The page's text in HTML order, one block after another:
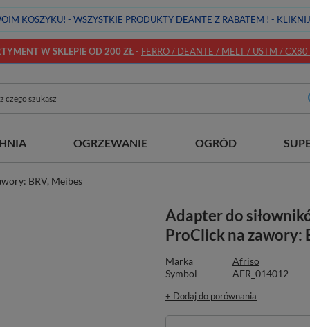
KOSZYKU! - WSZYSTKIE PRODUKTY DEANTE Z RABATEM ! -
W SKLEPIE OD 200 ZŁ- FERRO / DEANTE / MELT / USTM /
OGRZEWANIE OGRÓD
BRV, Meibes
Adapter do
ProClick na zawory:
Marka
Afriso
Symbol
AFR_014012
+ Dodaj do porównania